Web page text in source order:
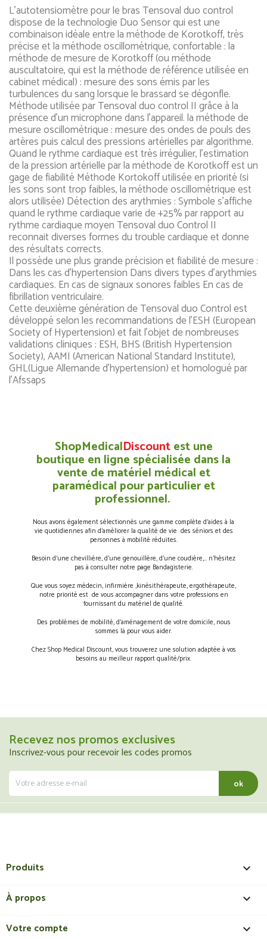
L'autotensiomètre pour le bras Tensoval duo control
dispose de la technologie Duo Sensor qui est une
combinaison idéale entre la méthode de Korotkoff, très
précise et la méthode oscillométrique, confortable : la
méthode de mesure de Korotkoff (ou méthode
auscultatoire, qui est la méthode de référence utilisée en
cabinet médical) : mesure des sons émis par les
turbulences du sang lorsque le brassard se dégonfle.
Méthode utilisée par Tensoval duo control II grâce à la
présence d'un microphone dans l'appareil. la méthode de
mesure oscillométrique : mesure des ondes de pouls des
artères puis calcul des pressions artérielles par algorithme.
Quand le rythme cardiaque est très irrégulier, l'estimation
de la pression artérielle par la méthode de Korotkoff est un
gage de fiabilité Méthode Kortokoff utilisée en priorité (si
les sons sont trop faibles, la méthode oscillométrique est
alors utilisée) Détection des arythmies : Symbole s'affiche
quand le rythme cardiaque varie de +25% par rapport au
rythme cardiaque moyen Tensoval duo Control II
reconnait diverses formes du trouble cardiaque et donne
des résultats corrects.
Il possède une plus grande précision et fiabilité de mesure :
Dans les cas d'hypertension Dans divers types d'arythmies
cardiaques. En cas de signaux sonores faibles En cas de
fibrillation ventriculaire.
Cette deuxième génération de Tensoval duo Control est
développé selon les recommandations de l'ESH (European
Society of Hypertension) et fait l'objet de nombreuses
validations cliniques : ESH, BHS (British Hypertension
Society), AAMI (American National Standard Institute),
GHL(Ligue Allemande d'hypertension) et homologué par
l'Afssaps
ShopMedicalDiscountest une
boutique en ligne spécialisée dans la
vente de matériel médical et
paramédical pour particulier et
professionnel.
Nous avons également sélectionnés une gamme complète d’aides à la
vie quotidiennes afin d’améliorer la qualité de vie des séniors et des
personnes à mobilité réduites.
Besoin d’une chevillière, d’une genouillère, d’une coudière,… n’hésitez
pas à consulter notre page Bandagisterie.
Que vous soyez médecin, infirmière ,kinésithérapeute, ergothérapeute,
notre priorité est de vous accompagner dans votre professions en
fournissant du matériel de qualité.
Des problèmes de mobilité, d’aménagement de votre domicile, nous
sommes là pour vous aider.
Chez Shop Medical Discount, vous trouverez une solution adaptée à vos
besoins au meilleur rapport qualité/prix.
Recevez nos promos exclusives
Inscrivez-vous pour recevoir les codes promos
Produits 
À propos 
Votre compte 